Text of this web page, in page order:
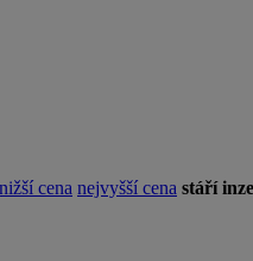
cena nejvyšší cena stáří